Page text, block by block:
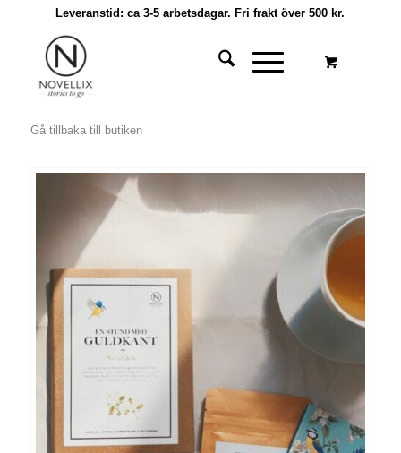
Leveranstid: ca 3-5 arbetsdagar. Fri frakt över 500 kr.
Gå tillbaka till butiken